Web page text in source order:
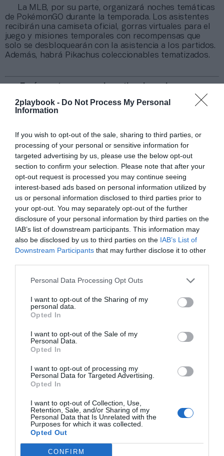
2playbook - Do Not Process My Personal
Information
If you wish to opt-out of the sale, sharing to third parties, or
processing of your personal or sensitive information for
targeted advertising by us, please use the below opt-out
section to confirm your selection. Please note that after your
opt-out request is processed you may continue seeing
interest-based ads based on personal information utilized by
us or personal information disclosed to third parties prior to
your opt-out. You may separately opt-out of the further
disclosure of your personal information by third parties on the
IAB’s list of downstream participants. This information may
also be disclosed by us to third parties on the IAB’s List of
Downstream Participants that may further disclose it to other
Personal Data Processing Opt Outs
I want to opt-out of the Sharing of my
personal data.
Opted In
I want to opt-out of the Sale of my
Personal Data.
Opted In
I want to opt-out of processing my
Personal Data for Targeted Advertising.
Opted In
I want to opt-out of Collection, Use,
Retention, Sale, and/or Sharing of my
Personal Data that Is Unrelated with the
Purposes for which it was collected.
Opted Out
CONFIRM
Activaciones
MLB
La MLB, por su parte, organizará noches temáticas
de PokémonGO durante la temporada. Los asistentes
recibirán una camiseta oficial, gorras virtuales para el
juego y misiones temporales con recompensas que
solo se desbloquearán con la asistencia a los partidos.
Además, habrá Pikachus coleccionables tematizados.
Intelligence 2P
es la unidad de estrategia e
inteligencia de mercado de 2Playbook, cuya plataforma
internacionales. Si quieres enviarnos tus casos de éxito
en activaciones puedes escribirnos a
intelligence@2playbook.com.
Añadir2Playbookcomo fuente preferida de Google
de forma gratuita
Mantente informado con las últimas noticias de actualidad.
ACTIVAR AHORA
Imprimir
Publicidad
2Playbook Club2P